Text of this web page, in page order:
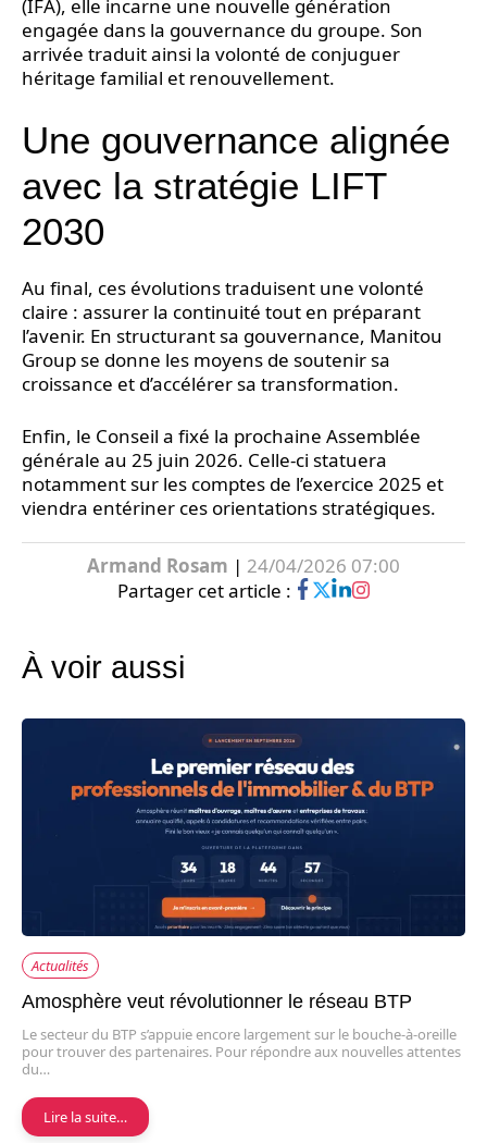
(IFA), elle incarne une nouvelle génération
engagée dans la gouvernance du groupe. Son
arrivée traduit ainsi la volonté de conjuguer
héritage familial et renouvellement.
Une gouvernance alignée
avec la stratégie LIFT
2030
Au final, ces évolutions traduisent une volonté
claire : assurer la continuité tout en préparant
l’avenir. En structurant sa gouvernance, Manitou
Group se donne les moyens de soutenir sa
croissance et d’accélérer sa transformation.
Enfin, le Conseil a fixé la prochaine Assemblée
générale au 25 juin 2026. Celle-ci statuera
notamment sur les comptes de l’exercice 2025 et
viendra entériner ces orientations stratégiques.
Armand Rosam | 24/04/2026 07:00
Partager cet article :
À voir aussi
Actualités
Amosphère veut révolutionner le réseau BTP
Le secteur du BTP s’appuie encore largement sur le bouche-à-oreille
pour trouver des partenaires. Pour répondre aux nouvelles attentes
du…
Lire la suite…